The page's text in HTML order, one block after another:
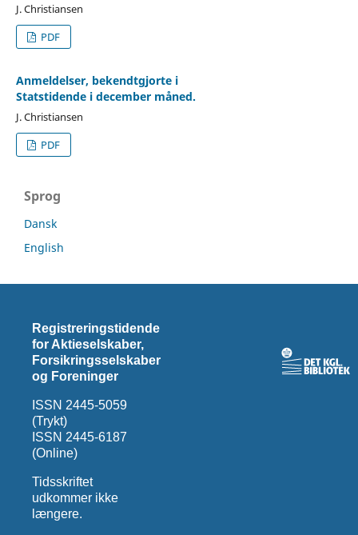
J. Christiansen
PDF
Anmeldelser, bekendtgjorte i
Statstidende i december måned.
J. Christiansen
PDF
Sprog
Dansk
English
Registreringstidende
for Aktieselskaber,
Forsikringsselskaber
og Foreninger
ISSN 2445-5059
(Trykt)
ISSN 2445-6187
(Online)
Tidsskriftet
udkommer ikke
længere.